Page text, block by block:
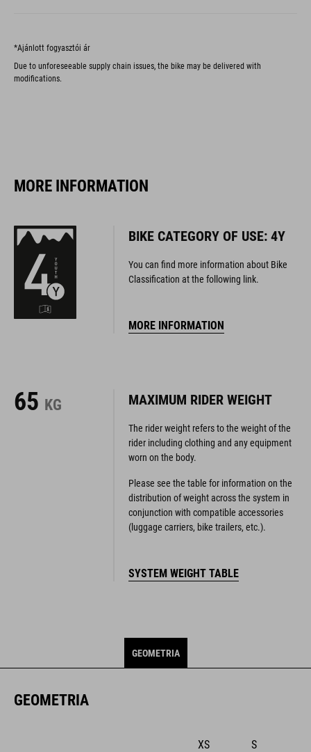
*Ajánlott fogyasztói ár
Due to unforeseeable supply chain issues, the bike may be delivered with
modifications.
MORE INFORMATION
BIKE CATEGORY OF USE: 4Y
You can find more information about Bike
Classification at the following link.
MORE INFORMATION
65 KG MAXIMUM RIDER WEIGHT
The rider weight refers to the weight of the
rider including clothing and any equipment
worn on the body.
Please see the table for information on the
distribution of weight across the system in
conjunction with compatible accessories
(luggage carriers, bike trailers, etc.).
SYSTEM WEIGHT TABLE
GEOMETRIA
GEOMETRIA
XS S